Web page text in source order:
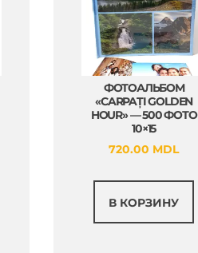
ФОТОАЛЬБОМ
«CARPAȚI GOLDEN
HOUR» — 500 ФОТО
10×15
720.00 MDL
В КОРЗИНУ